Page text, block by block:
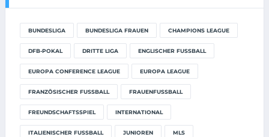
BUNDESLIGA BUNDESLIGA FRAUEN CHAMPIONS LEAGUE
DFB-POKAL DRITTE LIGA ENGLISCHER FUSSBALL
EUROPA CONFERENCE LEAGUE EUROPA LEAGUE
FRANZÖSISCHER FUSSBALL FRAUENFUSSBALL
FREUNDSCHAFTSSPIEL INTERNATIONAL
ITALIENISCHER FUSSBALL JUNIOREN MLS